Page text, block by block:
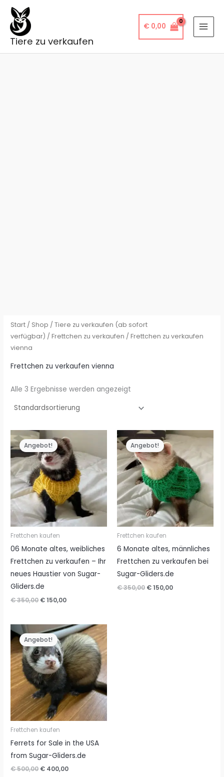
Zum
Inhalt
springen
Tiere zu verkaufen
€ 0,00
Start / Shop /Tiere zu verkaufen (ab sofort
verfügbar) /Frettchen zu verkaufen / Frettchen zu verkaufen
vienna
Frettchen zu verkaufen vienna
Alle 3 Ergebnisse werden angezeigt
Angebot!
Frettchen kaufen
06 Monate altes, weibliches
Frettchen zu verkaufen – Ihr
neues Haustier von Sugar-
Gliders.de
€350,00 Ursprünglicher
€ 350,00
€150,00Aktueller
€ 150,00.
Angebot!
Frettchen kaufen
6 Monate altes, männliches
Frettchen zu verkaufen bei
Sugar-Gliders.de
€350,00 Ursprünglicher
€150,00Aktueller
Angebot!
Frettchen kaufen
Ferrets for Sale in the USA
from Sugar-Gliders.de
€500,00 Ursprünglicher
€ 400,00Aktueller